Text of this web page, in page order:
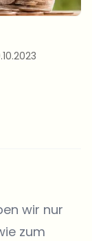
wir nur
zum